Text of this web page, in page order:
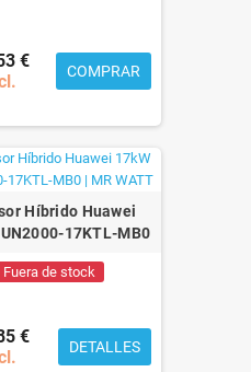
€
COMPRAR
Híbrido Huawei
17KTL-MB0
Fuera de stock
€
DETALLES